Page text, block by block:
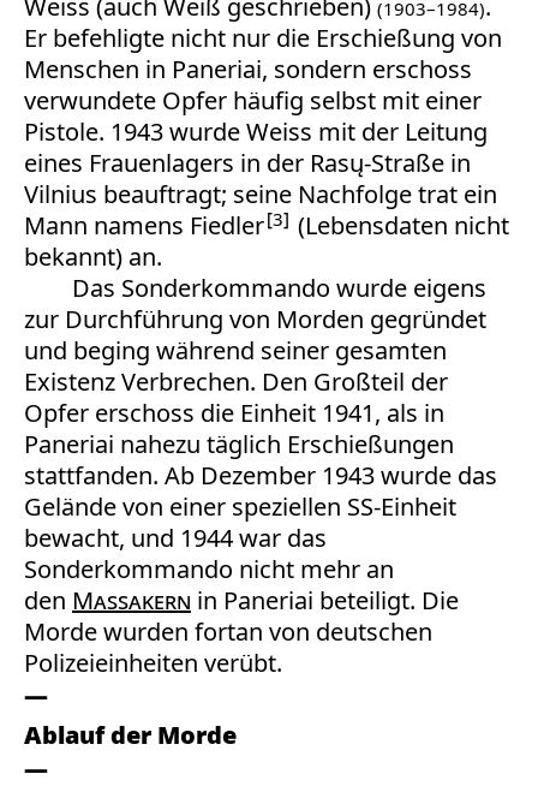
Weiss (auch Weiß geschrieben) (1903–1984).
Er befehligte nicht nur die Erschießung von
Menschen in Paneriai, sondern erschoss
verwundete Opfer häufig selbst mit einer
Pistole. 1943 wurde Weiss mit der Leitung
eines Frauenlagers in der Rasų-Straße in
Vilnius beauftragt; seine Nachfolge trat ein
Mann namens Fiedler 3
(Lebensdaten nicht
bekannt) an.
Das Sonderkommando wurde eigens
zur Durchführung von Morden gegründet
und beging während seiner gesamten
Existenz Verbrechen. Den Großteil der
Opfer erschoss die Einheit 1941, als in
Paneriai nahezu täglich Erschießungen
stattfanden. Ab Dezember 1943 wurde das
Gelände von einer speziellen SS-Einheit
bewacht, und 1944 war das
Sonderkommando nicht mehr an
den Massakern in Paneriai beteiligt. Die
Morde wurden fortan von deutschen
Polizeieinheiten verübt.
Ablauf der Morde